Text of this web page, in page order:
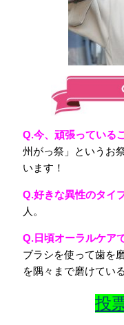
Q.今、頑張っている
州がっ祭」というお
います！
Q.好きな異性のタイ
人。
Q.日頃オーラルケア
ブラシを使って歯を
を隅々まで磨けてい
投